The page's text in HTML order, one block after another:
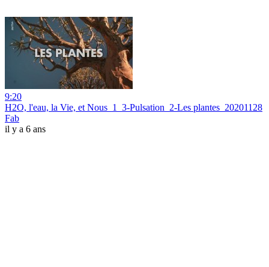
9:20
H2O, l'eau, la Vie, et Nous_1_3-Pulsation_2-Les plantes_20201128
Fab
il y a 6 ans